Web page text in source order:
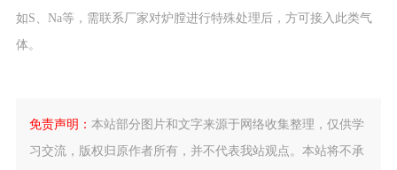
如S、Na等，需联系厂家对炉膛进行特殊处理后，方可接入此类气
体。
免责声明： 本站部分图片和文字来源于网络收集整理，仅供学
习交流，版权归原作者所有，并不代表我站观点。本站将不承